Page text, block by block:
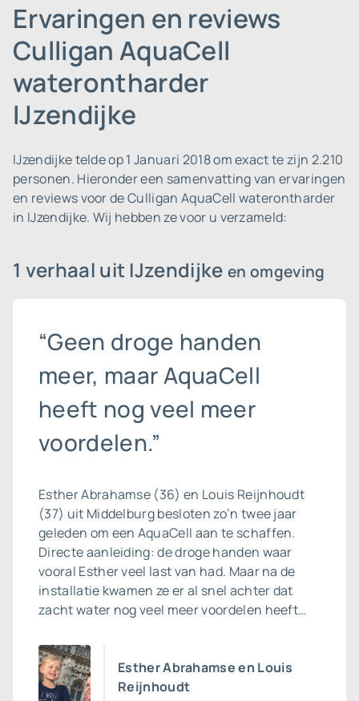
Ervaringen en reviews
Culligan AquaCell
waterontharder
IJzendijke
IJzendijke telde op 1 Januari 2018 om exact te zijn 2.210
personen. Hieronder een samenvatting van ervaringen
en reviews voor de Culligan AquaCell waterontharder
in IJzendijke. Wij hebben ze voor u verzameld:
1 verhaal uit IJzendijke en omgeving
“Geen droge handen
meer, maar AquaCell
heeft nog veel meer
voordelen.”
Esther Abrahamse (36) en Louis Reijnhoudt
(37) uit Middelburg besloten zo’n twee jaar
geleden om een AquaCell aan te schaffen.
Directe aanleiding: de droge handen waar
vooral Esther veel last van had. Maar na de
installatie kwamen ze er al snel achter dat
zacht water nog veel meer voordelen heeft…
Esther Abrahamse en Louis
Reijnhoudt